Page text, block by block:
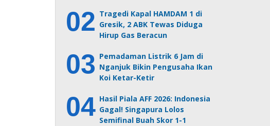
Tragedi Kapal HAMDAM 1 di
Gresik, 2 ABK Tewas Diduga
Hirup Gas Beracun
Pemadaman Listrik 6 Jam di
Nganjuk Bikin Pengusaha Ikan
Koi Ketar-Ketir
Hasil Piala AFF 2026: Indonesia
Gagal! Singapura Lolos
Semifinal Buah Skor 1-1